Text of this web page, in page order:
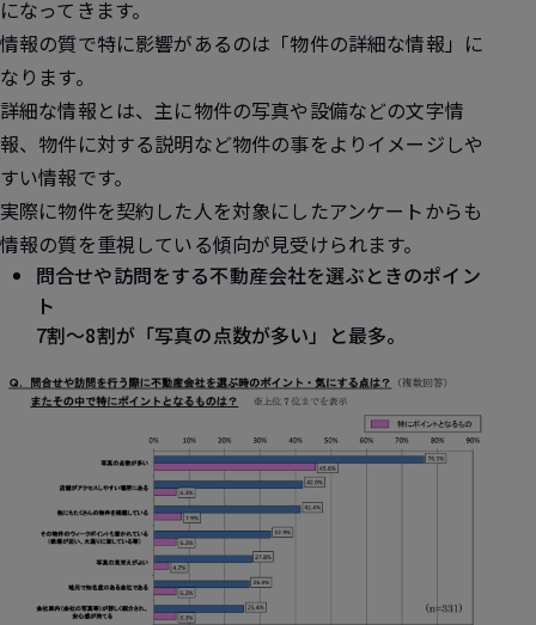
になってきます。
情報の質で特に影響があるのは「物件の詳細な情報」に
なります。
詳細な情報とは、主に物件の写真や設備などの文字情
報、物件に対する説明など物件の事をよりイメージしや
すい情報です。
実際に物件を契約した人を対象にしたアンケートからも
情報の質を重視している傾向が見受けられます。
問合せや訪問をする不動産会社を選ぶときのポイン
ト
7割～8割が「写真の点数が多い」と最多。